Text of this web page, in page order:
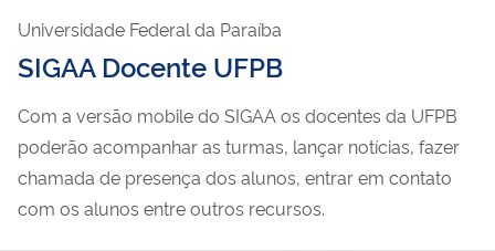
Universidade Federal da Paraíba
SIGAA Docente UFPB
Com a versão mobile do SIGAA os docentes da UFPB
poderão acompanhar as turmas, lançar notícias, fazer
chamada de presença dos alunos, entrar em contato
com os alunos entre outros recursos.